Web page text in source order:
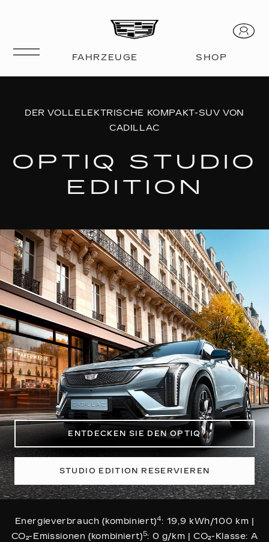
DER VOLLELEKTRISCHE KOMPAKT-SUV VON
CADILLAC
OPTIQ STUDIO
EDITION
ENTDECKEN SIE DEN OPTIQ
STUDIO EDITION RESERVIEREN
Energieverbrauch (kombiniert)4: 19,9 kWh/100 km |
CO₂-Emissionen (kombiniert)5: 0 g/km | CO₂-Klasse: A